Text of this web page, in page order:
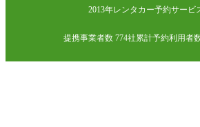
2013年レンタカー予約サービ
提携事業者数 774社累計予約利用者